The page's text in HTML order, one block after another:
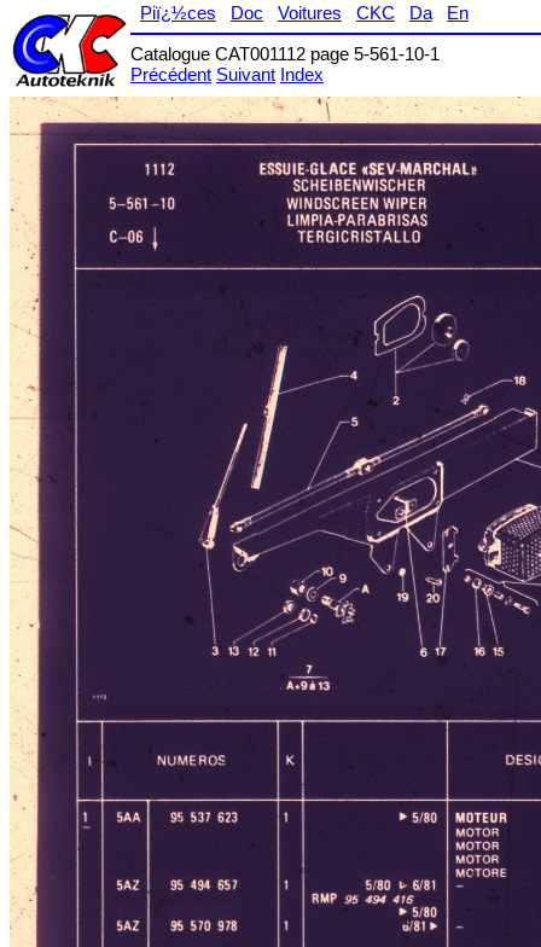
Piï¿½ces Doc Voitures CKC Da
En
Catalogue CAT001112 page 5-561-10-1
Précédent Suivant Index